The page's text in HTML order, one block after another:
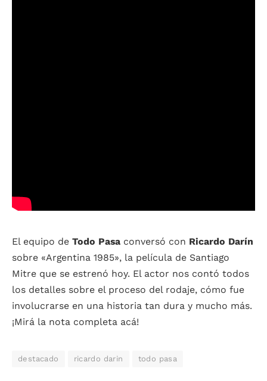
El equipo de Todo Pasa conversó con Ricardo Darín
sobre «Argentina 1985», la película de Santiago
Mitre que se estrenó hoy. El actor nos contó todos
los detalles sobre el proceso del rodaje, cómo fue
involucrarse en una historia tan dura y mucho más.
¡Mirá la nota completa acá!
destacado ricardo darin todo pasa